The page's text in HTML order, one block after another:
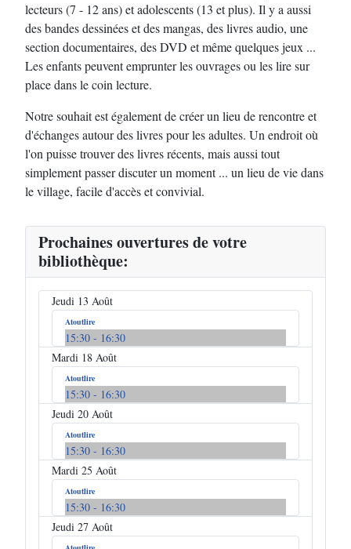
Prochaines ouvertures de votre
bibliothèque:
Jeudi 13 Août
Atoutlire
15:30 - 16:30
Mardi 18 Août
Atoutlire
15:30 - 16:30
Jeudi 20 Août
Atoutlire
15:30 - 16:30
Mardi 25 Août
Atoutlire
15:30 - 16:30
Jeudi 27 Août
lecteurs (7 - 12 ans) et adolescents (13 et plus). Il y a aussi
des bandes dessinées et des mangas, des livres audio, une
section documentaires, des DVD et même quelques jeux ...
Les enfants peuvent emprunter les ouvrages ou les lire sur
place dans le coin lecture.
Notre souhait est également de créer un lieu de rencontre et
d'échanges autour des livres pour les adultes. Un endroit où
l'on puisse trouver des livres récents, mais aussi tout
simplement passer discuter un moment ... un lieu de vie dans
le village, facile d'accès et convivial.